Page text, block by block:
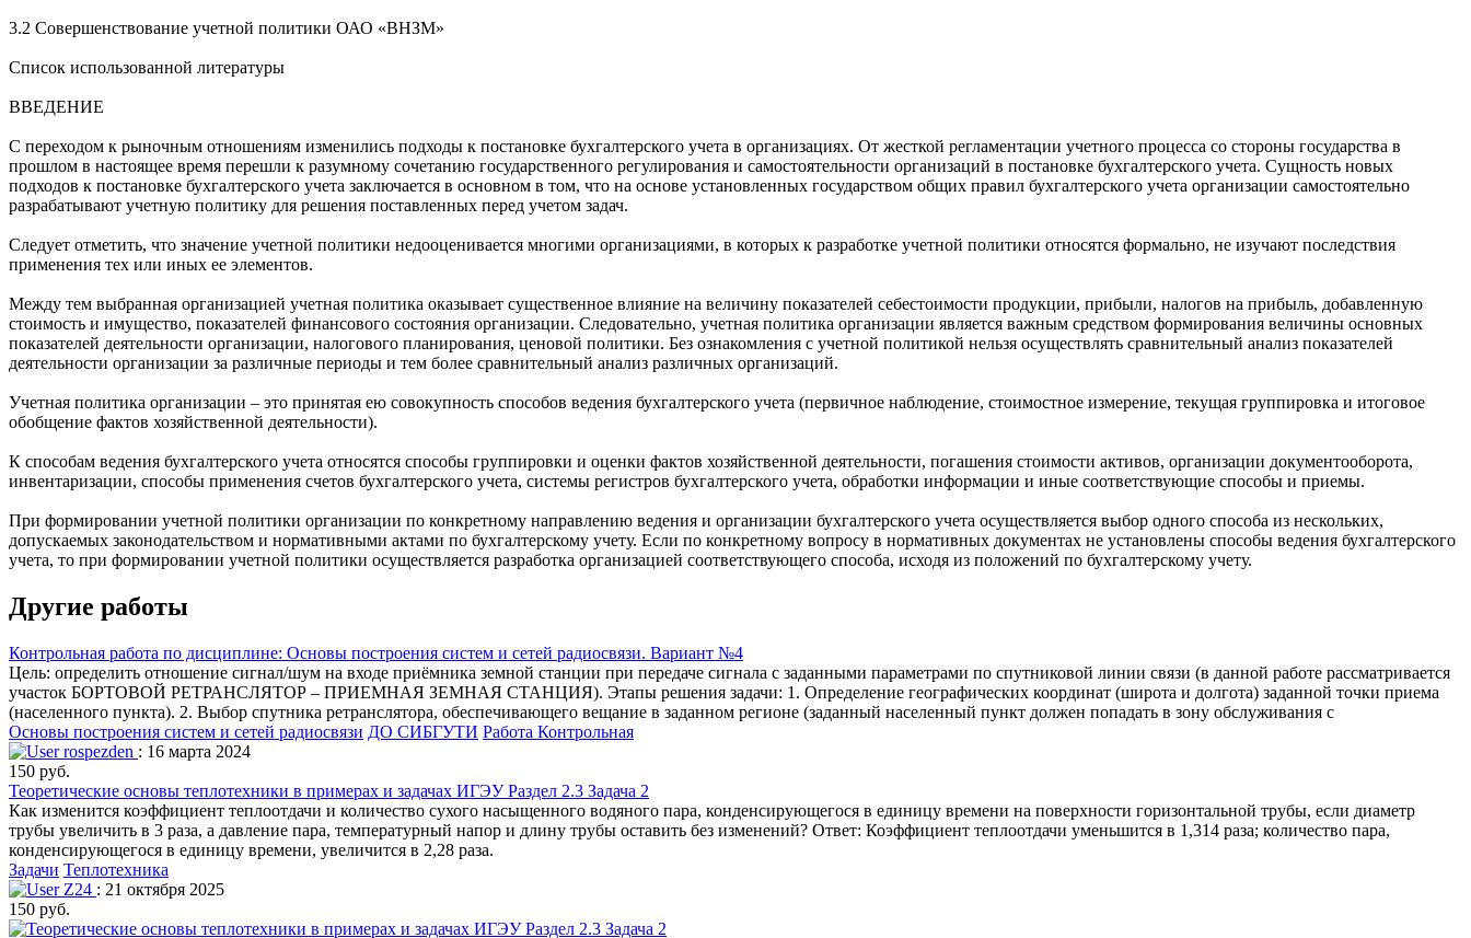
3.2 Совершенствование учетной политики ОАО «ВНЗМ»
Список использованной литературы
ВВЕДЕНИЕ
С переходом к рыночным отношениям изменились подходы к постановке бухгалтерского учета в организациях. От жесткой регламентации учетного процесса со стороны государства в
прошлом в настоящее время перешли к разумному сочетанию государственного регулирования и самостоятельности организаций в постановке бухгалтерского учета. Сущность новых
подходов к постановке бухгалтерского учета заключается в основном в том, что на основе установленных государством общих правил бухгалтерского учета организации самостоятельно
разрабатывают учетную политику для решения поставленных перед учетом задач.
Следует отметить, что значение учетной политики недооценивается многими организациями, в которых к разработке учетной политики относятся формально, не изучают последствия
применения тех или иных ее элементов.
Между тем выбранная организацией учетная политика оказывает существенное влияние на величину показателей себестоимости продукции, прибыли, налогов на прибыль, добавленную
стоимость и имущество, показателей финансового состояния организации. Следовательно, учетная политика организации является важным средством формирования величины основных
показателей деятельности организации, налогового планирования, ценовой политики. Без ознакомления с учетной политикой нельзя осуществлять сравнительный анализ показателей
деятельности организации за различные периоды и тем более сравнительный анализ различных организаций.
Учетная политика организации – это принятая ею совокупность способов ведения бухгалтерского учета (первичное наблюдение, стоимостное измерение, текущая группировка и итоговое
обобщение фактов хозяйственной деятельности).
К способам ведения бухгалтерского учета относятся способы группировки и оценки фактов хозяйственной деятельности, погашения стоимости активов, организации документооборота,
инвентаризации, способы применения счетов бухгалтерского учета, системы регистров бухгалтерского учета, обработки информации и иные соответствующие способы и приемы.
При формировании учетной политики организации по конкретному направлению ведения и организации бухгалтерского учета осуществляется выбор одного способа из нескольких,
допускаемых законодательством и нормативными актами по бухгалтерскому учету. Если по конкретному вопросу в нормативных документах не установлены способы ведения бухгалтерского
учета, то при формировании учетной политики осуществляется разработка организацией соответствующего способа, исходя из положений по бухгалтерскому учету.
Другие работы
Контрольная работа по дисциплине: Основы построения систем и сетей радиосвязи. Вариант №4
Цель: определить отношение сигнал/шум на входе приёмника земной станции при передаче сигнала с заданными параметрами по спутниковой линии связи (в данной работе рассматривается
участок БОРТОВОЙ РЕТРАНСЛЯТОР – ПРИЕМНАЯ ЗЕМНАЯ СТАНЦИЯ). Этапы решения задачи: 1. Определение географических координат (широта и долгота) заданной точки приема
(населенного пункта). 2. Выбор спутника ретранслятора, обеспечивающего вещание в заданном регионе (заданный населенный пункт должен попадать в зону обслуживания с
Основы построения систем и сетей радиосвязи ДО СИБГУТИ Работа Контрольная
rospezden : 16 марта 2024
150 руб.
Теоретические основы теплотехники в примерах и задачах ИГЭУ Раздел 2.3 Задача 2
Как изменится коэффициент теплоотдачи и количество сухого насыщенного водяного пара, конденсирующегося в единицу времени на поверхности горизонтальной трубы, если диаметр
трубы увеличить в 3 раза, а давление пара, температурный напор и длину трубы оставить без изменений? Ответ: Коэффициент теплоотдачи уменьшится в 1,314 раза; количество пара,
конденсирующегося в единицу времени, увеличится в 2,28 раза.
Задачи Теплотехника
Z24 : 21 октября 2025
150 руб.